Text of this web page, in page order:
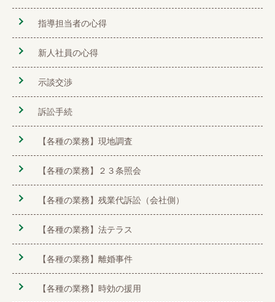
指導担当者の心得
新人社員の心得
示談交渉
訴訟手続
【各種の業務】現地調査
【各種の業務】２３条照会
【各種の業務】残業代訴訟（会社側）
【各種の業務】法テラス
【各種の業務】離婚事件
【各種の業務】時効の援用